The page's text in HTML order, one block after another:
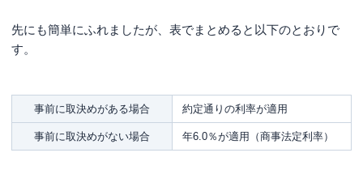
先にも簡単にふれましたが、表でまとめると以下のとおりで
す。
事前に取決めがある場合 約定通りの利率が適用
事前に取決めがない場合 年6.0％が適用（商事法定利率）